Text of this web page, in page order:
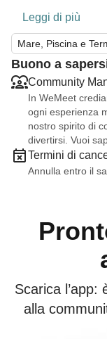
Leggi di più
Mare, Piscina e
Buono a
Community
In WeMeet
ogni esperienza
nostro spirito di
divertirsi. Vuoi
Termini di
Annulla entro il
Scarica l’app:
alla